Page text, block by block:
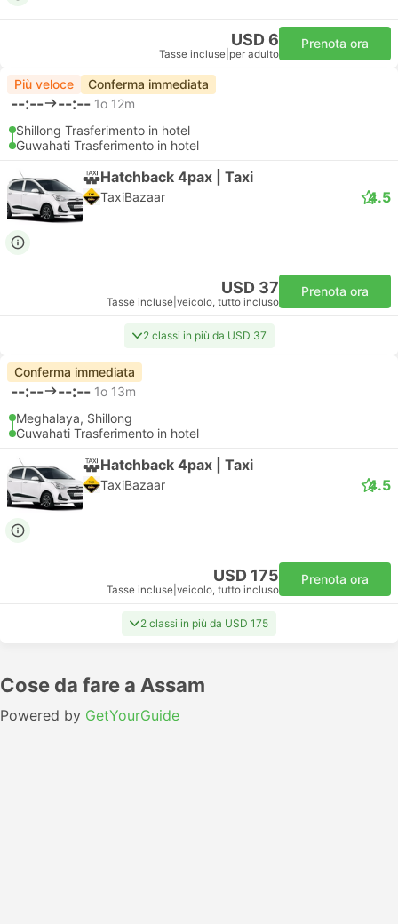
USD 6
Tasse incluse per adulto
Prenota ora
Più veloce Conferma immediata
--:-- --:-- 1o 12m
Shillong Trasferimento in hotel
Guwahati Trasferimento in hotel
Hatchback 4pax | Taxi
TaxiBazaar 4.5
USD 37
Tasse incluse veicolo, tutto incluso
Prenota ora
2 classi in più da USD 37
Conferma immediata
--:-- --:-- 1o 13m
Meghalaya, Shillong
Guwahati Trasferimento in hotel
Hatchback 4pax | Taxi
TaxiBazaar 4.5
USD 175
Tasse incluse veicolo, tutto incluso
Prenota ora
2 classi in più da USD 175
Cose da fare a Assam
Powered by GetYourGuide